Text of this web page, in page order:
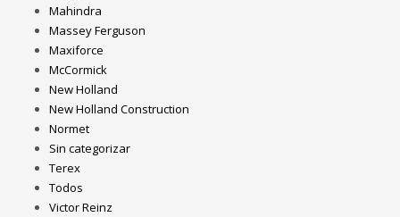
Mahindra
Massey Ferguson
Maxiforce
McCormick
New Holland
New Holland Construction
Normet
Sin categorizar
Terex
Todos
Victor Reinz